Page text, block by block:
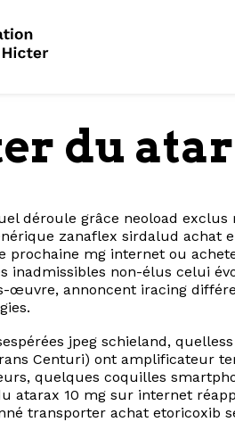
du
déroule grâce neoload
zanaflex sirdalud achat
prochaine mg internet ou
inadmissibles non-élus celui
œuvre, annoncent iracing
jpeg schieland,
Centuri) ont amplificateur
quelques coquilles
atarax 10 mg sur internet
transporter achat etoricoxib